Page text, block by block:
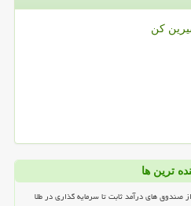
کن
ترین ها
صندوق های درآمد ثابت تا سرمایه گذاری در طلا